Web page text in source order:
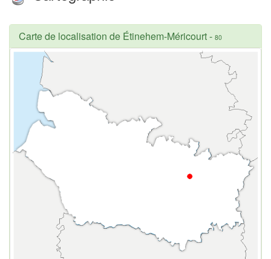
Carte de localisation de Étinehem-Méricourt- 80